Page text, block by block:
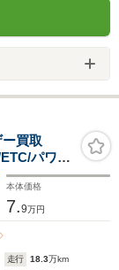
買取
パワー
シート/社外
本体価格
7.9万円
走行 18.3万km